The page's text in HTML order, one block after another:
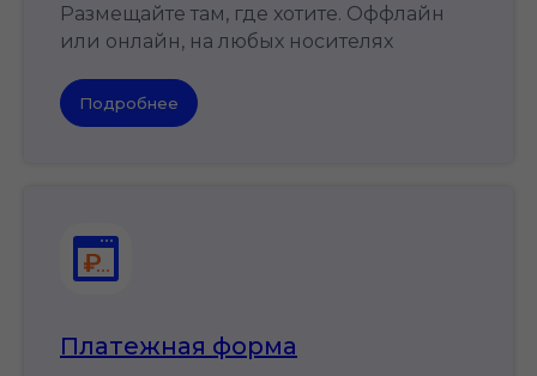
Размещайте там, где хотите. Оффлайн
или онлайн, на любых носителях
Подробнее
Платежная форма